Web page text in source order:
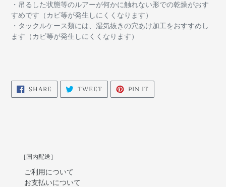
・吊るした状態等のルアーが何かに触れない形での乾燥がおす
すめです（カビ等が発生しにくくなります）
・タックルケース類には、湿気抜きの穴あけ加工をおすすめし
ます（カビ等が発生しにくくなります）
SHARE SHARE
FACEBOOK
TWEETTWEET
TWITTER
PIN IT
PINTEREST
［国内配送］
ご利用について
お支払いについて